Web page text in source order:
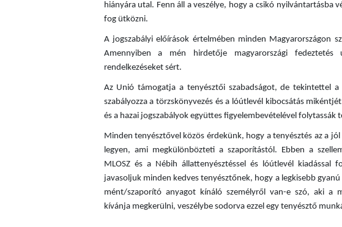
hiányára utal. Fenn áll a veszélye, hogy a csikó nyilvántartásba
fog ütközni.
A jogszabályi előírások értelmében minden Magyarországon
Amennyiben a mén hirdetője magyarországi
rendelkezéseket sért.
Az Unió támogatja a tenyésztői szabadságot, de tekintettel a
szabályozza a törzskönyvezés és a lóútlevél kibocsátás
és a hazai jogszabályok együttes figyelembevételével folytassák
Minden tenyésztővel közös érdekünk, hogy a tenyésztés az a
legyen, ami megkülönbözteti a szaporítástól. Ebben a
MLOSZ és a Nébih állattenyésztéssel és lóútlevél kiadással
javasoljuk minden kedves tenyésztőnek, hogy a legkisebb
mént/szaporító anyagot kínáló személyről van-e szó, aki a
kívánja megkerülni, veszélybe sodorva ezzel egy tenyésztő